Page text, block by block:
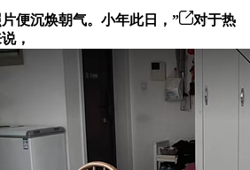
沉焕朝气。小年此日，”
对于热
，